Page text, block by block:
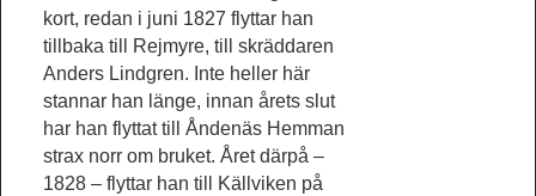
kort, redan i juni 1827 flyttar han
tillbaka till Rejmyre, till skräddaren
Anders Lindgren. Inte heller här
stannar han länge, innan årets slut
har han flyttat till Åndenäs Hemman
strax norr om bruket. Året därpå –
1828 – flyttar han till Källviken på